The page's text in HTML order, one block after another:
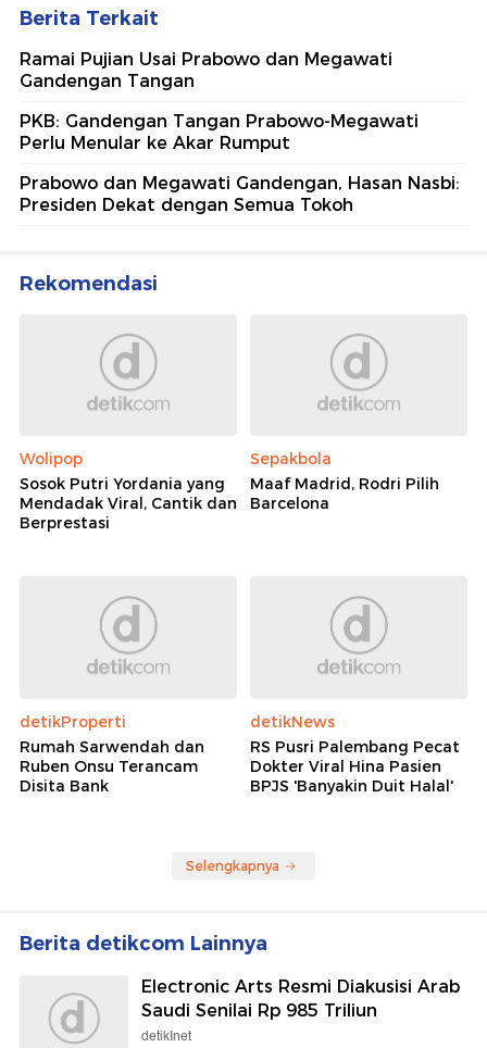
Berita Terkait
Ramai Pujian Usai Prabowo dan Megawati
Gandengan Tangan
PKB: Gandengan Tangan Prabowo-Megawati
Perlu Menular ke Akar Rumput
Prabowo dan Megawati Gandengan, Hasan Nasbi:
Presiden Dekat dengan Semua Tokoh
Rekomendasi
Wolipop
Sosok Putri Yordania yang
Mendadak Viral, Cantik dan
Berprestasi
Sepakbola
Maaf Madrid, Rodri Pilih
Barcelona
detikProperti
Rumah Sarwendah dan
Ruben Onsu Terancam
Disita Bank
detikNews
RS Pusri Palembang Pecat
Dokter Viral Hina Pasien
BPJS 'Banyakin Duit Halal'
Selengkapnya
Berita detikcom Lainnya
Electronic Arts Resmi Diakusisi Arab
Saudi Senilai Rp 985 Triliun
detikInet